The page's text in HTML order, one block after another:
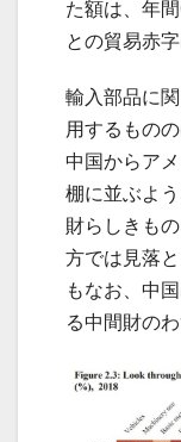
た額は、年
との貿易赤
輸入部品に
用するもの
中国からア
棚に並ぶよ
財らしきも
方では見落
もなお、中
る中間財の